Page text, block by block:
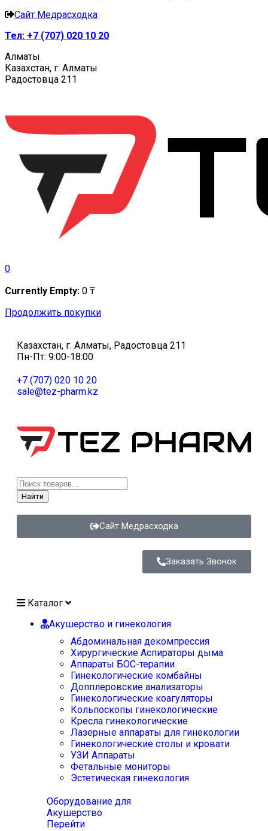
Сайт Медрасходка
Тел: +7 (707) 020 10 20
Алматы
Казахстан, г. Алматы
Радостовца 211
0
Currently Empty: 0 ₸
Продолжить покупки
Казахстан, г. Алматы, Радостовца 211
Пн-Пт: 9:00-18:00
+7 (707) 020 10 20
sale@tez-pharm.kz
Найти
Сайт Медрасходка
Заказать Звонок
Каталог
Акушерство и гинекология
Абдоминальная декомпрессия
Хирургические Аспираторы дыма
Аппараты БОС-терапии
Гинекологические комбайны
Допплеровские анализаторы
Гинекологические коагуляторы
Кольпоскопы гинекологические
Кресла гинекологические
Лазерные аппараты для гинекологии
Гинекологические столы и кровати
УЗИ Аппараты
Фетальные мониторы
Эстетическая гинекология
Оборудование для
Акушерство
Перейти